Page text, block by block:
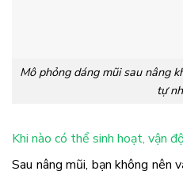
Mô phỏng dáng mũi sau nâng
tự
Khi nào có thể sinh hoạt, vận
Sau nâng mũi, bạn không nên